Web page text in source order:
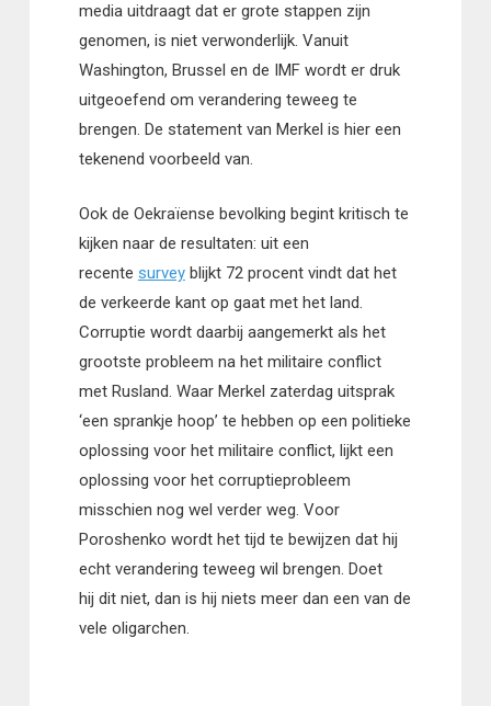
media uitdraagt dat er grote stappen zijn
genomen, is niet verwonderlijk. Vanuit
Washington, Brussel en de IMF wordt er druk
uitgeoefend om verandering teweeg te
brengen. De statement van Merkel is hier een
tekenend voorbeeld van.
Ook de Oekraïense bevolking begint kritisch te
kijken naar de resultaten: uit een
recente surveyblijkt 72 procent vindt dat het
de verkeerde kant op gaat met het land.
Corruptie wordt daarbij aangemerkt als het
grootste probleem na het militaire conflict
met Rusland. Waar Merkel zaterdag uitsprak
‘een sprankje hoop’ te hebben op een politieke
oplossing voor het militaire conflict, lijkt een
oplossing voor het corruptieprobleem
misschien nog wel verder weg. Voor
Poroshenko wordt het tijd te bewijzen dat hij
echt verandering teweeg wil brengen. Doet
hij dit niet, dan is hij niets meer dan een van de
vele oligarchen.